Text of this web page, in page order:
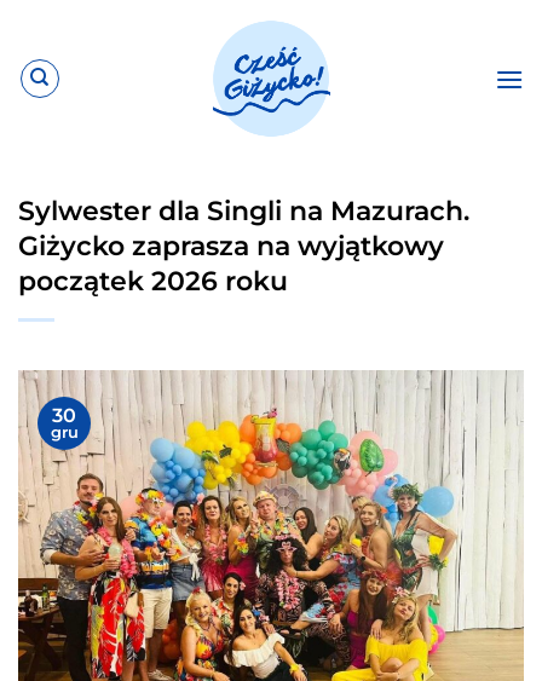
zawartości
Sylwester dla Singli na Mazurach.
Giżycko zaprasza na wyjątkowy
początek 2026 roku
30
gru